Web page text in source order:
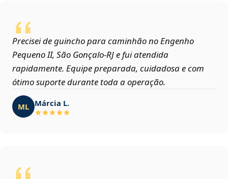
Precisei de guincho para caminhão no Engenho
Pequeno II, São Gonçalo‑RJ e fui atendida
rapidamente. Equipe preparada, cuidadosa e com
ótimo suporte durante toda a operação.
ML Márcia L.